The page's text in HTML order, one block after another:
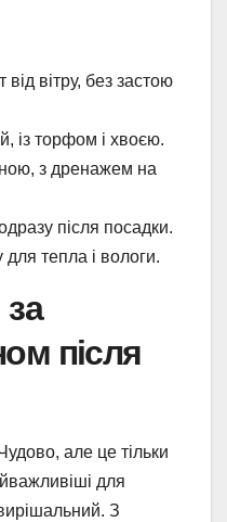
від вітру, без застою
із торфом і хвоєю.
з дренажем на
після посадки.
тепла і вологи.
після
але це тільки
для
З